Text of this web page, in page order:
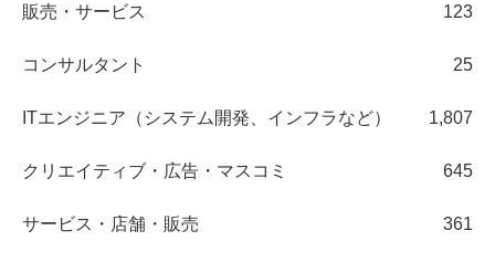
販売・サービス 123
コンサルタント 25
ITエンジニア（システム開発、インフラなど） 1,807
クリエイティブ・広告・マスコミ 645
サービス・店舗・販売 361